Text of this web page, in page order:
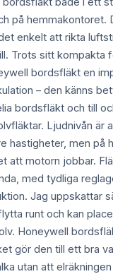
på hemmakontoret.
enkelt att rikta
Trots sitt kompakta
bordsfläkt en
– den känns
bordsfläkt och till
Ljudnivån är
hastigheter, men på
att motorn jobbar.
med tydliga
Jag uppskattar
runt och kan
Honeywell
gör den till ett bra
utan att